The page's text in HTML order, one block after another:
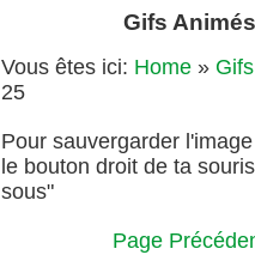
Gifs
Vous êtes ici: Home »
25
Pour sauvergarder
le bouton droit de ta
sous"
Page